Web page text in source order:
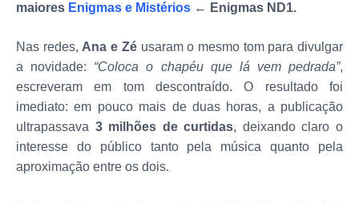
maiores Enigmas e Mistérios ← Enigmas ND1.
Nas redes, Ana e Zéusaram o mesmo tom para divulgar
a novidade: “Coloca o chapéu que lá vem pedrada”,
escreveram em tom descontraído. O resultado foi
imediato: em pouco mais de duas horas, a publicação
ultrapassava 3 milhões de curtidas, deixando claro o
interesse do público tanto pela música quanto pela
aproximação entre os dois.